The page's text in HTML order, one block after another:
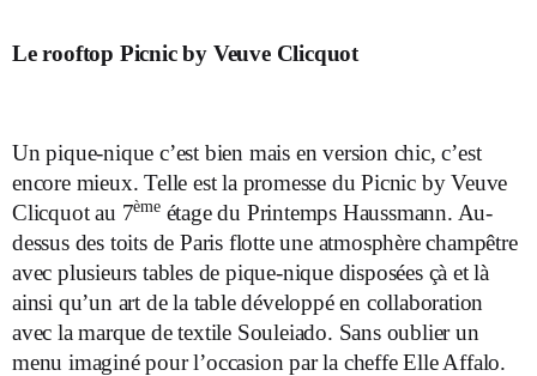
Le rooftop Picnic by Veuve Clicquot
Un pique-nique c’est bien mais en version chic, c’est
encore mieux. Telle est la promesse du Picnic by Veuve
Clicquot au 7èmeétage du Printemps Haussmann. Au-
dessus des toits de Paris flotte une atmosphère champêtre
avec plusieurs tables de pique-nique disposées çà et là
ainsi qu’un art de la table développé en collaboration
avec la marque de textile Souleiado. Sans oublier un
menu imaginé pour l’occasion par la cheffe Elle Affalo.